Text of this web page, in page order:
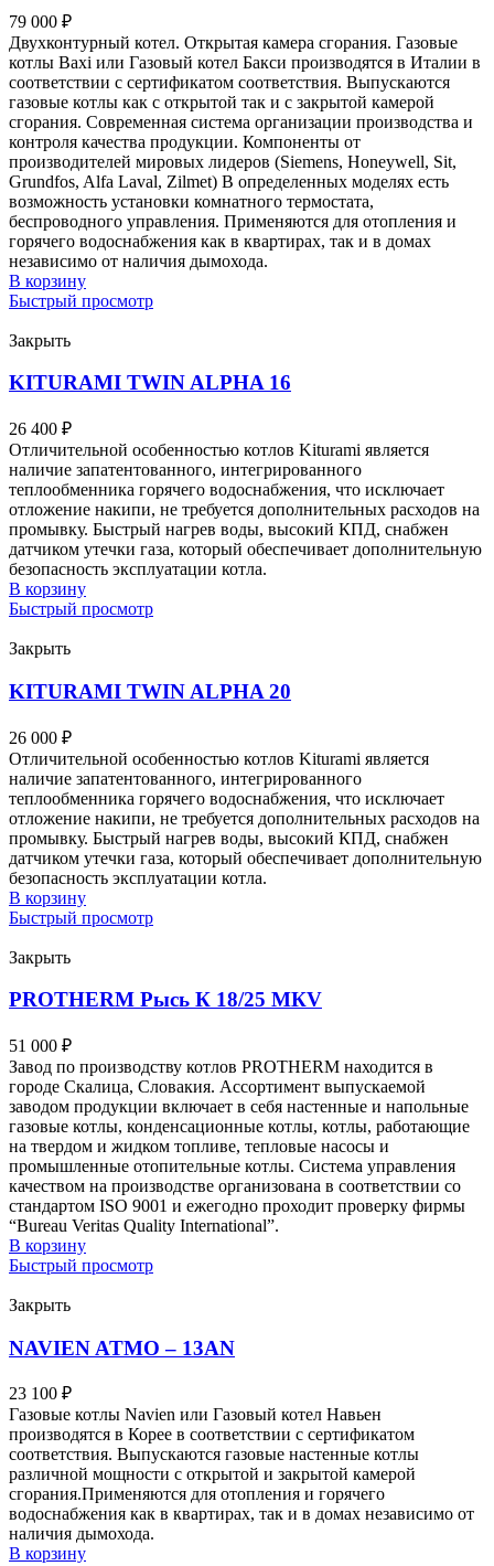
79 000 ₽
Двухконтурный котел. Открытая камера сгорания. Газовые
котлы Baxi или Газовый котел Бакси производятся в Италии в
соответствии с сертификатом соответствия. Выпускаются
газовые котлы как с открытой так и с закрытой камерой
сгорания. Современная система организации производства и
контроля качества продукции. Компоненты от
производителей мировых лидеров (Siemens, Honeywell, Sit,
Grundfos, Alfa Laval, Zilmet) В определенных моделях есть
возможность установки комнатного термостата,
беспроводного управления. Применяются для отопления и
горячего водоснабжения как в квартирах, так и в домах
независимо от наличия дымохода.
В корзину
Быстрый просмотр
Закрыть
KITURAMI TWIN ALPHA 16
26 400 ₽
Отличительной особенностью котлов Kiturami является
наличие запатентованного, интегрированного
теплообменника горячего водоснабжения, что исключает
отложение накипи, не требуется дополнительных расходов на
промывку. Быстрый нагрев воды, высокий КПД, снабжен
датчиком утечки газа, который обеспечивает дополнительную
безопасность эксплуатации котла.
В корзину
Быстрый просмотр
Закрыть
KITURAMI TWIN ALPHA 20
26 000 ₽
Отличительной особенностью котлов Kiturami является
наличие запатентованного, интегрированного
теплообменника горячего водоснабжения, что исключает
отложение накипи, не требуется дополнительных расходов на
промывку. Быстрый нагрев воды, высокий КПД, снабжен
датчиком утечки газа, который обеспечивает дополнительную
безопасность эксплуатации котла.
В корзину
Быстрый просмотр
Закрыть
PROTHERM Рысь К 18/25 MКV
51 000 ₽
Завод по производству котлов PROTHERM находится в
городе Скалица, Словакия. Ассортимент выпускаемой
заводом продукции включает в себя настенные и напольные
газовые котлы, конденсационные котлы, котлы, работающие
на твердом и жидком топливе, тепловые насосы и
промышленные отопительные котлы. Система управления
качеством на производстве организована в соответствии со
стандартом ISO 9001 и ежегодно проходит проверку фирмы
“Bureau Veritas Quality International”.
В корзину
Быстрый просмотр
Закрыть
NAVIEN ATMO – 13AN
23 100 ₽
Газовые котлы Navien или Газовый котел Навьен
производятся в Корее в соответствии с сертификатом
соответствия. Выпускаются газовые настенные котлы
различной мощности с открытой и закрытой камерой
сгорания.Применяются для отопления и горячего
водоснабжения как в квартирах, так и в домах независимо от
наличия дымохода.
В корзину